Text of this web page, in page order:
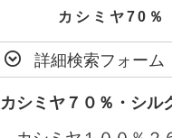
カシミヤ70％
詳細検索フォーム
カシミヤ７０％・シル